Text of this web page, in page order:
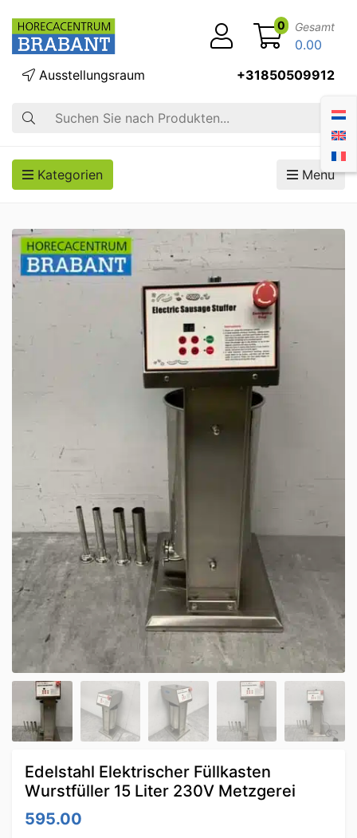
Suche
Ausstellungsraum +31850509912
0 Gesamt
0.00
Kategorien Menü
Edelstahl Elektrischer Füllkasten
Wurstfüller 15 Liter 230V Metzgerei
595.00